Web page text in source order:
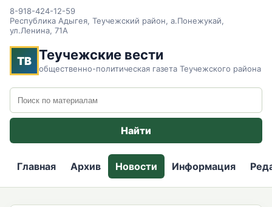
8-918-424-12-59
Республика Адыгея, Теучежский район, а.Понежукай,
ул.Ленина, 71А
ТВ Теучежские вести
общественно-политическая газета Теучежского района
Поиск по сайту
Найти
Главная Архив Новости Информация